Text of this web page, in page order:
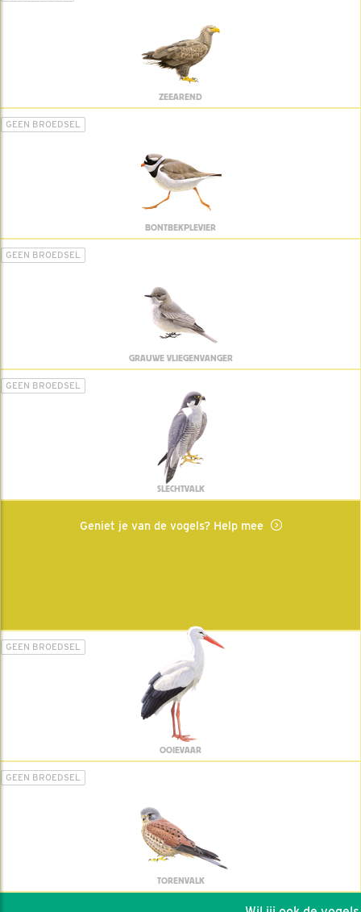
ZEEAREND
GEEN BROEDSEL
BONTBEKPLEVIER
GEEN BROEDSEL
GRAUWE VLIEGENVANGER
GEEN BROEDSEL
SLECHTVALK
Geniet je van de vogels? Help mee
GEEN BROEDSEL
OOIEVAAR
GEEN BROEDSEL
TORENVALK